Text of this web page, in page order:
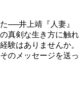
──井上靖『人妻』
真剣な生き方に触れ
験はありませんか。
のメッセージを送っ